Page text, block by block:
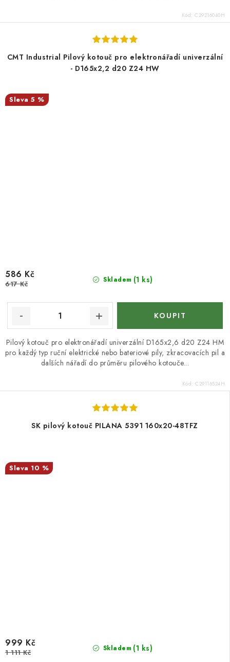
Kód: C29216040H
CMT Industrial Pilový kotouč pro elektronářadí univerzální
- D165x2,2 d20 Z24 HW
5 %
Skladem (1 ks)
586 Kč
617 Kč
Pilový kotouč pro elektronářadí univerzální D165x2,6 d20 Z24 HM
pro každý typ ruční elektrické nebo bateriové pily, zkracovacích pil a
dalších nářadí do průměru pilového kotouče...
Kód: C29116524H
SK pilový kotouč PILANA 5391 160x20-48TFZ
10 %
Skladem (1 ks)
999 Kč
1 111 Kč